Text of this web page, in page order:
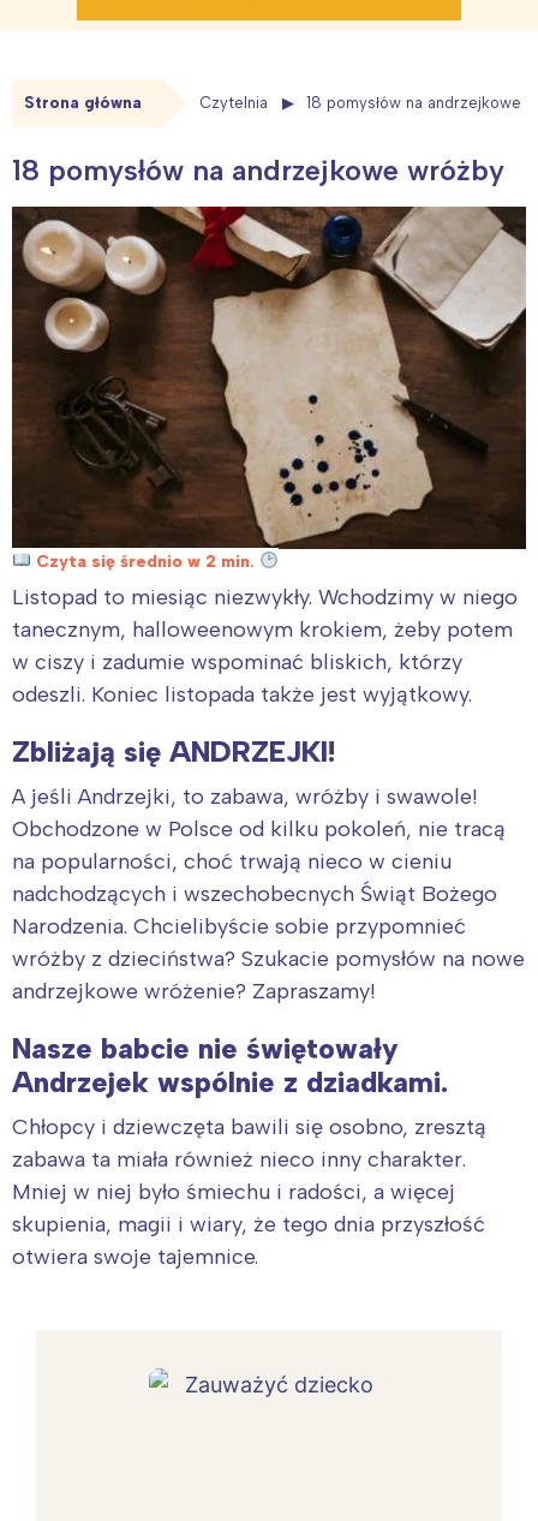
Strona główna Czytelnia 18 pomysłów na andrzejkowe
18 pomysłów na andrzejkowe wróżby
Czyta się średnio w 2 min.
Listopad to miesiąc niezwykły. Wchodzimy w niego
tanecznym, halloweenowym krokiem, żeby potem
w ciszy i zadumie wspominać bliskich, którzy
odeszli. Koniec listopada także jest wyjątkowy.
Zbliżają się ANDRZEJKI!
A jeśli Andrzejki, to zabawa, wróżby i swawole!
Obchodzone w Polsce od kilku pokoleń, nie tracą
na popularności, choć trwają nieco w cieniu
nadchodzących i wszechobecnych Świąt Bożego
Narodzenia. Chcielibyście sobie przypomnieć
wróżby z dzieciństwa? Szukacie pomysłów na nowe
andrzejkowe wróżenie? Zapraszamy!
Nasze babcie nie świętowały
Andrzejek wspólnie z dziadkami.
Chłopcy i dziewczęta bawili się osobno, zresztą
zabawa ta miała również nieco inny charakter.
Mniej w niej było śmiechu i radości, a więcej
skupienia, magii i wiary, że tego dnia przyszłość
otwiera swoje tajemnice.